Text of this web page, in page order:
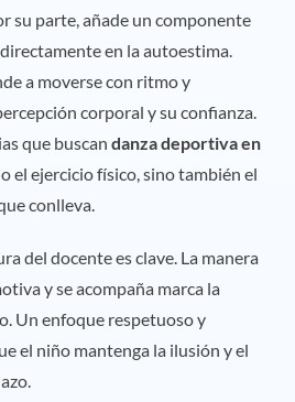
su parte, añade un componente
en la autoestima.
a moverse con ritmo y
corporal y su confianza.
que buscan danza deportiva en
el ejercicio físico, sino también el
conlleva.
del docente es clave. La manera
y se acompaña marca la
Un enfoque respetuoso y
el niño mantenga la ilusión y el